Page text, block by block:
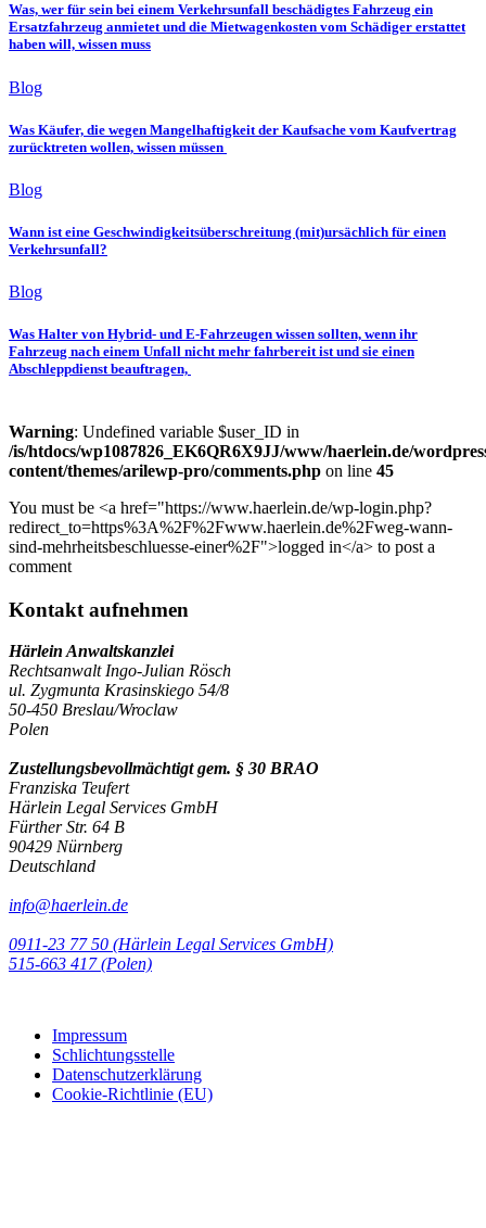
Was, wer für sein bei einem Verkehrsunfall beschädigtes Fahrzeug ein
Ersatzfahrzeug anmietet und die Mietwagenkosten vom Schädiger erstattet
haben will, wissen muss
Blog
Was Käufer, die wegen Mangelhaftigkeit der Kaufsache vom Kaufvertrag
zurücktreten wollen, wissen müssen
Blog
Wann ist eine Geschwindigkeitsüberschreitung (mit)ursächlich für einen
Verkehrsunfall?
Blog
Was Halter von Hybrid- und E-Fahrzeugen wissen sollten, wenn ihr
Fahrzeug nach einem Unfall nicht mehr fahrbereit ist und sie einen
Abschleppdienst beauftragen,
Warning: Undefined variable $user_ID in
/is/htdocs/wp1087826_EK6QR6X9JJ/www/haerlein.de/
content/themes/arilewp-pro/comments.php on line 45
You must be <a href="https://www.haerlein.de/wp-login.php?
redirect_to=https%3A%2F%2Fwww.haerlein.de%2Fweg-wann-
sind-mehrheitsbeschluesse-einer%2F">logged in</a> to post a
comment
Kontakt aufnehmen
Härlein Anwaltskanzlei
Rechtsanwalt Ingo-Julian Rösch
ul. Zygmunta Krasinskiego 54/8
50-450 Breslau/Wroclaw
Polen
Zustellungsbevollmächtigt gem. § 30 BRAO
Franziska Teufert
Härlein Legal Services GmbH
Fürther Str. 64 B
90429 Nürnberg
Deutschland
info@haerlein.de
0911-23 77 50 (Härlein Legal Services GmbH)
‭515-663 417 (Polen)‬‬‬
Impressum
Schlichtungsstelle
Datenschutzerklärung
Cookie-Richtlinie (EU)